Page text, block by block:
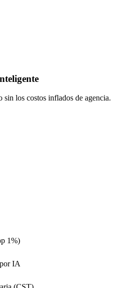
los costos inflados de agencia.
1%)
IA